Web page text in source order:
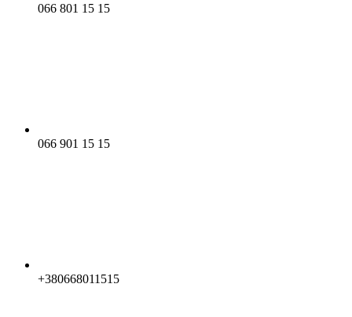
066 801 15 15
066 901 15 15
+380668011515